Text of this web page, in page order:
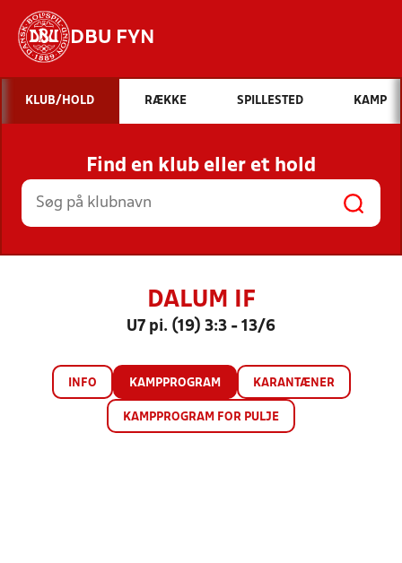
DBU FYN
Hvad vil du søge efter?
INDHOLD OG NYHEDER
STILLINGER, RESULTATER, KLUBBER OG
HOLD
KLUB/HOLD RÆKKE SPILLESTED KAMP
Find en klub eller et hold
DALUM IF
U7 pi. (19) 3:3 - 13/6
INFO KAMPPROGRAM KARANTÆNER
KAMPPROGRAM FOR PULJE